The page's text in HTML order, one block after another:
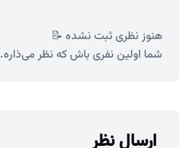
هنوز نظری ثبت نشده 📝
شما اولین نفری باش که نظر می‌ذاره.
ارسال نظر